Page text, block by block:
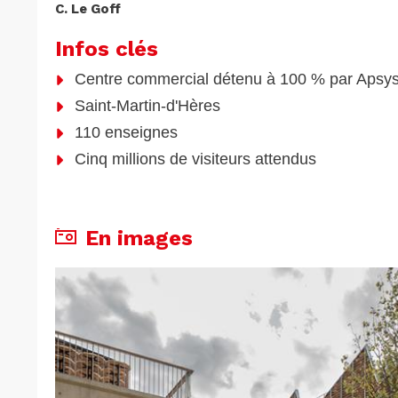
C. Le Goff
Infos clés
Centre commercial détenu à 100 % par
Saint-Martin-d'Hères
110 enseignes
Cinq millions de visiteurs attendus
En images